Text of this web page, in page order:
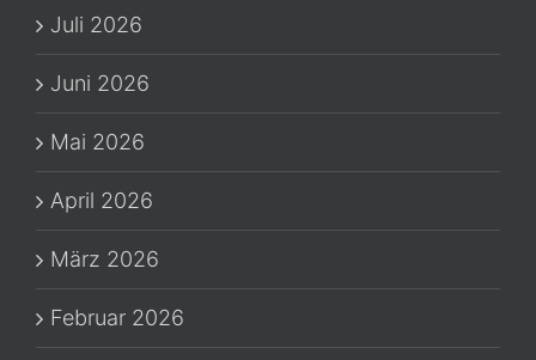
Juli 2026
Juni 2026
Mai 2026
April 2026
März 2026
Februar 2026